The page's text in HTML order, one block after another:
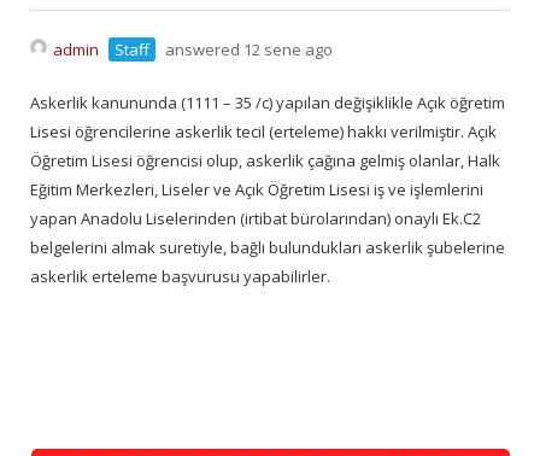
admin Staff answered 12 sene ago
Askerlik kanununda (1111 – 35 /c) yapılan değişiklikle Açık öğretim
Lisesi öğrencilerine askerlik tecil (erteleme) hakkı verilmiştir. Açık
Öğretim Lisesi öğrencisi olup, askerlik çağına gelmiş olanlar, Halk
Eğitim Merkezleri, Liseler ve Açık Öğretim Lisesi iş ve işlemlerini
yapan Anadolu Liselerinden (irtibat bürolarından) onaylı Ek.C2
belgelerini almak suretiyle, bağlı bulundukları askerlik şubelerine
askerlik erteleme başvurusu yapabilirler.